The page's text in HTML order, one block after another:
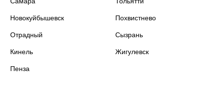
Новокуйбышевск Похвистнево
Отрадный Сызрань
Кинель Жигулевск
Пенза